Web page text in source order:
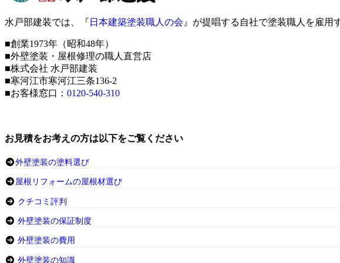
水戸部建装では、『 日本建築塗装職人の会 』が提唱する自社で塗装職人を雇用
■創業1973年（昭和48年）
■外壁塗装・屋根修理の職人直営店
■株式会社 水戸部建装
■寒河江市寒河江三条136-2
■お客様窓口： 0120-540-310
お見積をお考えの方は以下をご覧ください
外壁塗装の塗料選び
屋根リフォームの屋根材選び
クチコミ評判
外壁塗装の保証制度
外壁塗装の費用
外壁塗装の知識